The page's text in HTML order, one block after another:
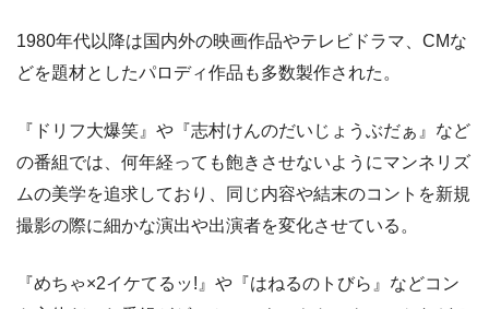
1980年代以降は国内外の映画作品やテレビドラマ、CMな
どを題材としたパロディ作品も多数製作された。
『ドリフ大爆笑』や『志村けんのだいじょうぶだぁ』など
の番組では、何年経っても飽きさせないようにマンネリズ
ムの美学を追求しており、同じ内容や結末のコントを新規
撮影の際に細かな演出や出演者を変化させている。
『めちゃ×2イケてるッ!』や『はねるのトびら』などコン